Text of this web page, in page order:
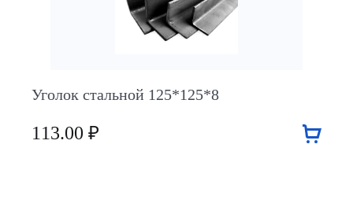
Уголок стальной 125*125*8
113.00 ₽